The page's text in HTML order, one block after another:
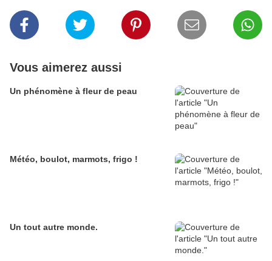
Vous aimerez aussi
Un phénomène à fleur de peau
Météo, boulot, marmots, frigo !
Un tout autre monde.